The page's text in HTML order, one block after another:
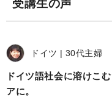
受講生の声
ドイツ 30代主婦
ドイツ語社会に溶けこ
アに